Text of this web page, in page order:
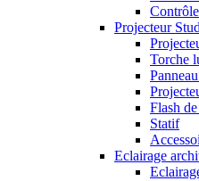
Projecteur
Torche
Flash
Statif
Eclairage